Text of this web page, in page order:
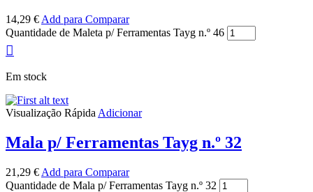
14,29 € Add para Comparar
Quantidade de Maleta p/ Ferramentas Tayg n.º 46
Em stock
Visualização Rápida Adicionar
Mala p/ Ferramentas Tayg n.º 32
21,29 € Add para Comparar
Quantidade de Mala p/ Ferramentas Tayg n.º 32